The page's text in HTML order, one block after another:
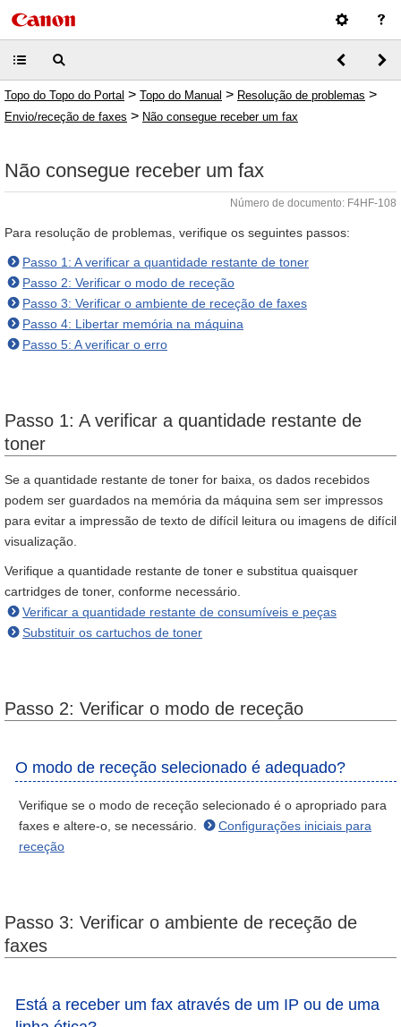
Topo do Topo do Portal > Topo do Manual > Resolução de problemas >
Envio/receção de faxes > Não consegue receber um fax
Não consegue receber um fax
Número de documento: F4HF-108
Para resolução de problemas, verifique os seguintes passos:
Passo 1: A verificar a quantidade restante de toner
Passo 2: Verificar o modo de receção
Passo 3: Verificar o ambiente de receção de faxes
Passo 4: Libertar memória na máquina
Passo 5: A verificar o erro
Passo 1: A verificar a quantidade restante de
toner
Se a quantidade restante de toner for baixa, os dados recebidos
podem ser guardados na memória da máquina sem ser impressos
para evitar a impressão de texto de difícil leitura ou imagens de difícil
visualização.
Verifique a quantidade restante de toner e substitua quaisquer
cartridges de toner, conforme necessário.
Verificar a quantidade restante de consumíveis e peças
Substituir os cartuchos de toner
Passo 2: Verificar o modo de receção
O modo de receção selecionado é adequado?
Verifique se o modo de receção selecionado é o apropriado para
faxes e altere-o, se necessário.
Configurações iniciais para
receção
Passo 3: Verificar o ambiente de receção de
faxes
Está a receber um fax através de um IP ou de uma